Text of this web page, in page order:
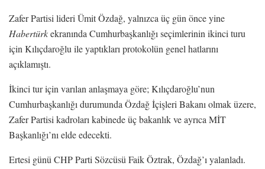
Zafer Partisi lideri Ümit Özdağ, yalnızca üç gün önce yine
Habertürkekranında Cumhurbaşkanlığı seçimlerinin ikinci turu
için Kılıçdaroğlu ile yaptıkları protokolün genel hatlarını
açıklamıştı.
İkinci tur için varılan anlaşmaya göre; Kılıçdaroğlu’nun
Cumhurbaşkanlığı durumunda Özdağ İçişleri Bakanı olmak üzere,
Zafer Partisi kadroları kabinede üç bakanlık ve ayrıca MİT
Başkanlığı’nı elde edecekti.
Ertesi günü CHP Parti Sözcüsü Faik Öztrak, Özdağ’ı yalanladı.